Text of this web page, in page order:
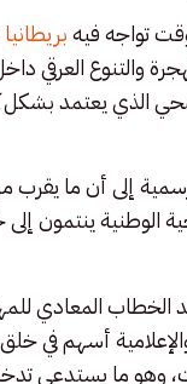
وقت تواجه فيهبريطانيا
والتنوع العرقي
الذي يعتمد بشكل
إلى أن ما يقرب
الوطنية ينتمون
الخطاب المعادي
أسهم في خلق
وهو ما يستدعي